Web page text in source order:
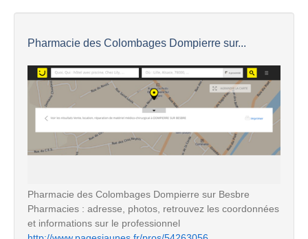
Pharmacie des Colombages Dompierre sur...
Pharmacie des Colombages Dompierre sur Besbre
Pharmacies : adresse, photos, retrouvez les coordonnées
et informations sur le professionnel